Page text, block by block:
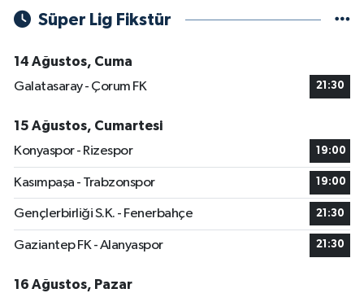
Süper Lig Fikstür
14 Ağustos, Cuma
Galatasaray - Çorum FK
21:30
15 Ağustos, Cumartesi
Konyaspor - Rizespor
19:00
Kasımpaşa - Trabzonspor 19:00
Gençlerbirliği S.K. - Fenerbahçe 21:30
Gaziantep FK - Alanyaspor 21:30
16 Ağustos, Pazar